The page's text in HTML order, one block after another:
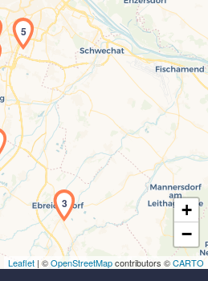
Laden der Karte...
3
5
+
−
Leaflet | ©OpenStreetMapcontributors ©CARTO